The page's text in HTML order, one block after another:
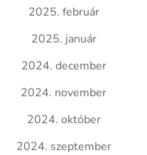
2025. február
2025. január
2024. december
2024. november
2024. október
2024. szeptember